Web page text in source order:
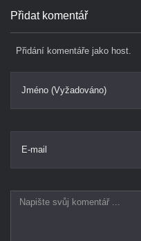
Přidat komentář
Přidání komentáře jako host.
Jméno (Vyžadováno)
E-mail